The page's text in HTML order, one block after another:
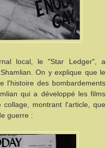
local, le "Star Ledger", a
On y explique que le
l'histoire des bombardements
qui a développé les films
montrant l'article, que
guerre :